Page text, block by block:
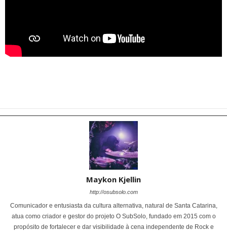
Maykon Kjellin
http://osubsolo.com
Comunicador e entusiasta da cultura alternativa, natural de Santa Catarina,
atua como criador e gestor do projeto O SubSolo, fundado em 2015 com o
propósito de fortalecer e dar visibilidade à cena independente de Rock e